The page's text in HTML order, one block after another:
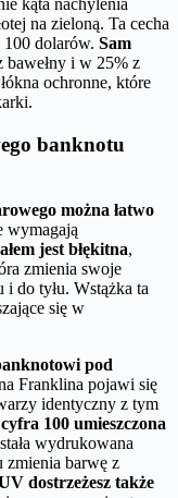
na zieloną. Ta cecha
100 dolarów. Sam
bawełny i w 25% z
ochronne, które
banknotu
można łatwo
wymagają
jest błękitna,
zmienia swoje
do tyłu. Wstążka ta
się w
pod
Franklina pojawi się
identyczny z tym
100 umieszczona
wydrukowana
zmienia barwę z
dostrzeżesz także